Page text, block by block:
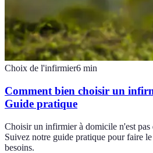
Choix de l'infirmier6 min
Comment bien choisir un
Guide pratique
Choisir un infirmier à domicile n'est
Suivez notre guide pratique pour faire
besoins.